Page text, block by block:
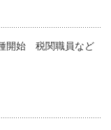
開始 税関職員など